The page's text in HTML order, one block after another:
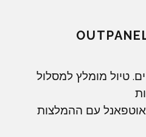
טיול מומלץ למסלול
עם ההמלצות